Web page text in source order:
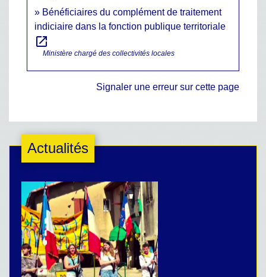
Bénéficiaires du complément de traitement
indiciaire dans la fonction publique territoriale
open_in_new
Ministère chargé des collectivités locales
Signaler une erreur sur cette page
Actualités